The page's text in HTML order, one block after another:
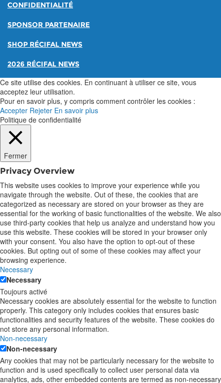
CONFIDENTIALITÉ
SPONSOR PARTENAIRE
SHOP RÉCIFAL NEWS
2026 RÉCIFAL NEWS
Ce site utilise des cookies. En continuant à utiliser ce site, vous
acceptez leur utilisation.
Pour en savoir plus, y compris comment contrôler les cookies :
Accepter Rejeter En savoir plus
Politique de confidentialité
Fermer
Privacy Overview
This website uses cookies to improve your experience while you
navigate through the website. Out of these, the cookies that are
categorized as necessary are stored on your browser as they are
essential for the working of basic functionalities of the website. We also
use third-party cookies that help us analyze and understand how you
use this website. These cookies will be stored in your browser only
with your consent. You also have the option to opt-out of these
cookies. But opting out of some of these cookies may affect your
browsing experience.
Necessary
Necessary
Toujours activé
Necessary cookies are absolutely essential for the website to function
properly. This category only includes cookies that ensures basic
functionalities and security features of the website. These cookies do
not store any personal information.
Non-necessary
Non-necessary
Any cookies that may not be particularly necessary for the website to
function and is used specifically to collect user personal data via
analytics, ads, other embedded contents are termed as non-necessary